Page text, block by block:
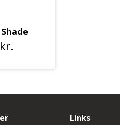
Links